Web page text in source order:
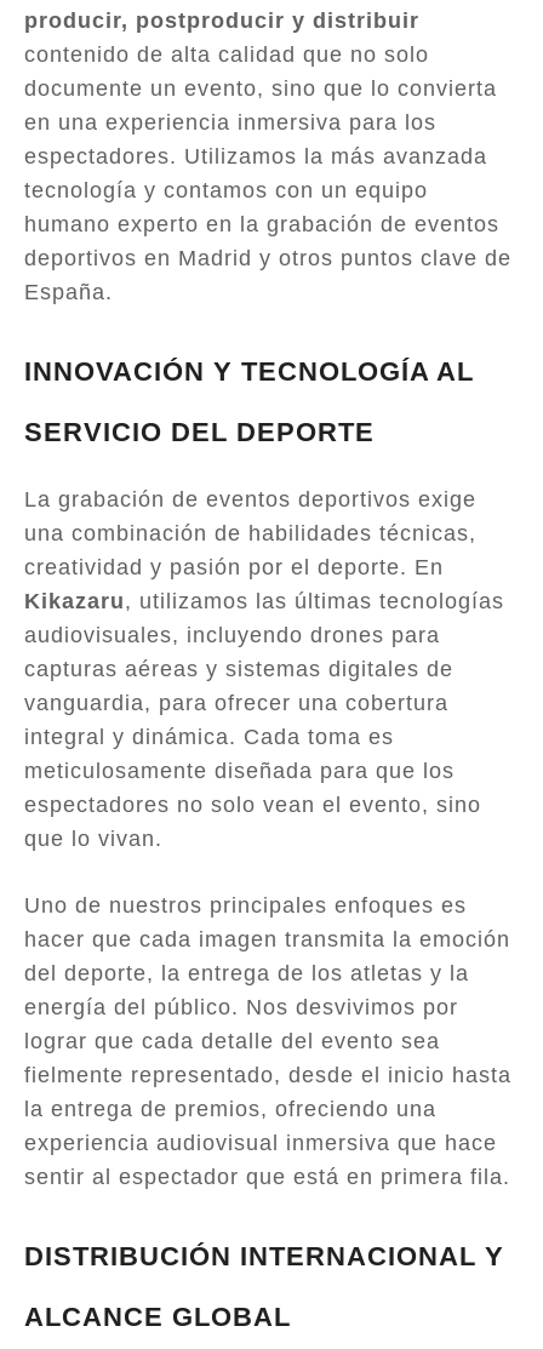
producir, postproducir y distribuir
contenido de alta calidad que no solo
documente un evento, sino que lo convierta
en una experiencia inmersiva para los
espectadores. Utilizamos la más avanzada
tecnología y contamos con un equipo
humano experto en la grabación de eventos
deportivos en Madrid y otros puntos clave de
España.
INNOVACIÓN Y TECNOLOGÍA AL
SERVICIO DEL DEPORTE
La grabación de eventos deportivos exige
una combinación de habilidades técnicas,
creatividad y pasión por el deporte. En
Kikazaru, utilizamos las últimas tecnologías
audiovisuales, incluyendo drones para
capturas aéreas y sistemas digitales de
vanguardia, para ofrecer una cobertura
integral y dinámica. Cada toma es
meticulosamente diseñada para que los
espectadores no solo vean el evento, sino
que lo vivan.
Uno de nuestros principales enfoques es
hacer que cada imagen transmita la emoción
del deporte, la entrega de los atletas y la
energía del público. Nos desvivimos por
lograr que cada detalle del evento sea
fielmente representado, desde el inicio hasta
la entrega de premios, ofreciendo una
experiencia audiovisual inmersiva que hace
sentir al espectador que está en primera fila.
DISTRIBUCIÓN INTERNACIONAL Y
ALCANCE GLOBAL